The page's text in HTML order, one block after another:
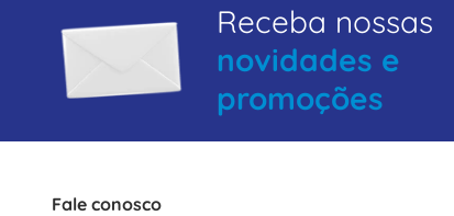
Receba nossas
novidades e
promoções
Fale conosco